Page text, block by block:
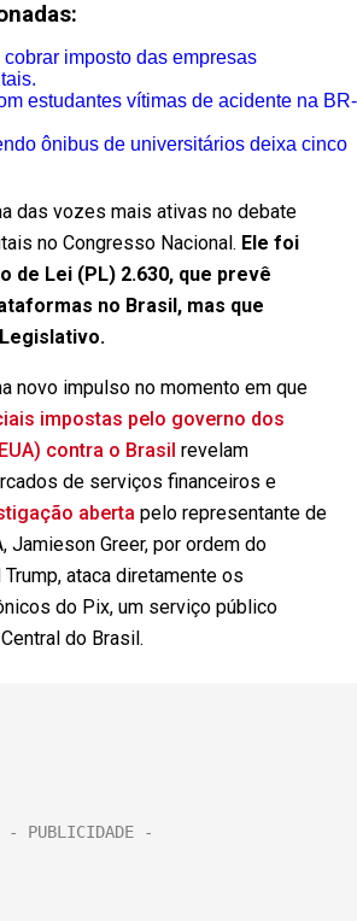
imposto das empresas
estudantes vítimas de acidente na BR-
ônibus de universitários deixa cinco
das vozes mais ativas no debate
no Congresso Nacional. Ele foi
de Lei (PL) 2.630, que prevê
no Brasil, mas que
novo impulso no momento em que
impostas pelo governo dos
contra o Brasil revelam
de serviços financeiros e
aberta pelo representante de
Jamieson Greer, por ordem do
ataca diretamente os
do Pix, um serviço público
do Brasil.